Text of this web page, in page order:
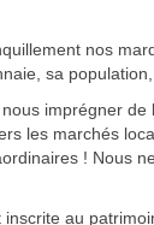
récents
des articles
nos
sa
imprégner de
les marchés
! Nous
au